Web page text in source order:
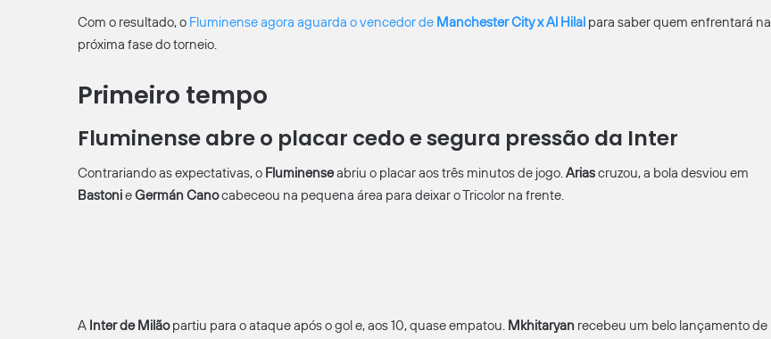
Com o resultado, o Fluminense agora aguarda o vencedor de Manchester City x Al Hilal para saber quem enfrentará na
próxima fase do torneio.
Primeiro tempo
Fluminense abre o placar cedo e segura pressão da Inter
Contrariando as expectativas, o Fluminenseabriu o placar aos três minutos de jogo.Ariascruzou, a bola desviou em
BastonieGermán Canocabeceou na pequena área para deixar o Tricolor na frente.
A Inter de Milãopartiu para o ataque após o gol e, aos 10, quase empatou. Mkhitaryan recebeu um belo lançamento de